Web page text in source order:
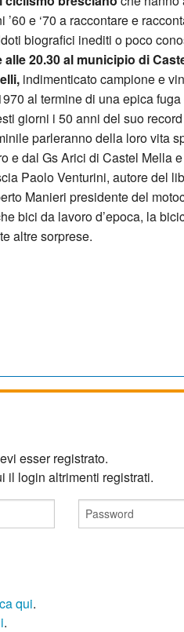
e ‘70 a raccontare e
biografici inediti o poco
20.30 al municipio di
indimenticato campione e
al termine di una epica
giorni i 50 anni del suo
parleranno della loro vita
e dal Gs Arici di Castel Mella
Paolo Venturini, autore del
Manieri presidente del
bici da lavoro d’epoca, la
altre sorprese.
esser registrato.
il login altrimenti registrati.
qui.
.